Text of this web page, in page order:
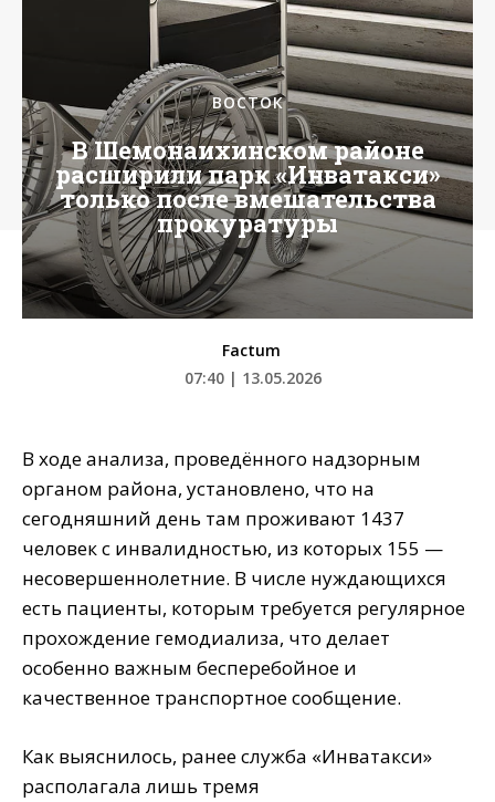
ВОСТОК
В Шемонаихинском районе
расширили парк «Инватакси»
только после вмешательства
прокуратуры
Factum
07:40 | 13.05.2026
В ходе анализа, проведённого надзорным
органом района, установлено, что на
сегодняшний день там проживают 1437
человек с инвалидностью, из которых 155 —
несовершеннолетние. В числе нуждающихся
есть пациенты, которым требуется регулярное
прохождение гемодиализа, что делает
особенно важным бесперебойное и
качественное транспортное сообщение.
Как выяснилось, ранее служба «Инватакси»
располагала лишь тремя